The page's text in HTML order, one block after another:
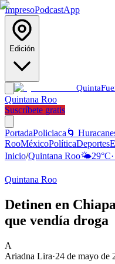
ImpresoPodcastApp
Edición
Quinta
Quintana Roo
Suscríbete gratis
PortadaPoliciaca 🌀
RooMéxicoPolíticaDeportes
Inicio/Quintana Roo🌤️29°C·
Quintana Roo
Detinen en
que vendía droga
A
Ariadna Lira·24 de mayo de